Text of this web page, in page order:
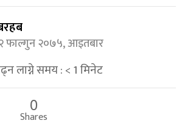
फाल्गुन २०७५, आइतबार
लाग्ने समय :< 1मिनेट
0
Shares